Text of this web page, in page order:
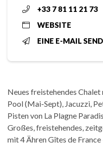
+33 7 81 11 21 73
WEBSITE
EINE E-MAIL
Neues freistehendes
Pool (Mai-Sept), Jacuzzi,
Pisten von La Plagne
Großes, freistehendes,
mit 4 Ähren Gîtes de